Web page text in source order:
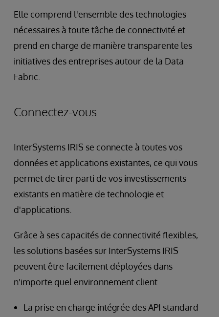
Elle comprend l'ensemble des technologies
nécessaires à toute tâche de connectivité et
prend en charge de manière transparente les
initiatives des entreprises autour de la Data
Fabric.
Connectez-vous
InterSystems IRIS se connecte à toutes vos
données et applications existantes, ce qui vous
permet de tirer parti de vos investissements
existants en matière de technologie et
d'applications.
Grâce à ses capacités de connectivité flexibles,
les solutions basées sur InterSystems IRIS
peuvent être facilement déployées dans
n'importe quel environnement client.
La prise en charge intégrée des API standard